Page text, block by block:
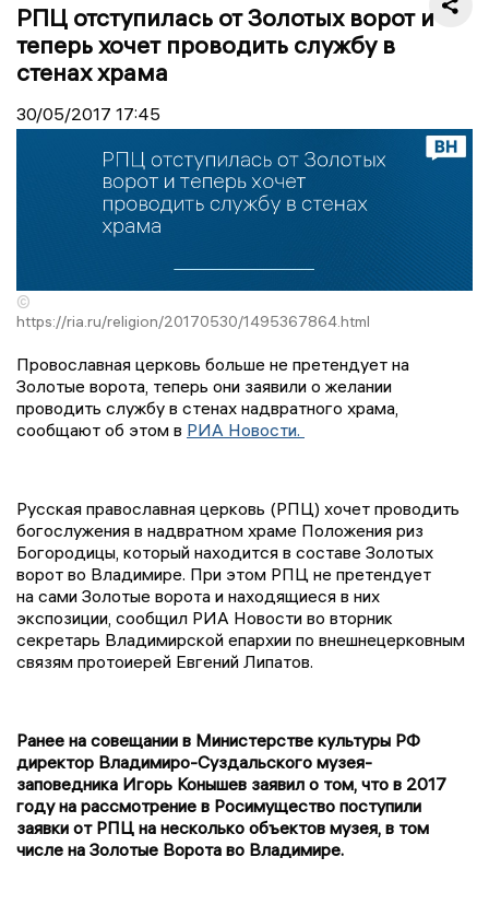
РПЦ отступилась от Золотых ворот и
теперь хочет проводить службу в
стенах храма
30/05/2017 17:45
©
https://ria.ru/religion/20170530/1495367864.html
Провославная церковь больше не претендует на
Золотые ворота, теперь они заявили о желании
проводить службу в стенах надвратного храма,
сообщают об этом в РИА Новости.
Русская православная церковь (РПЦ) хочет проводить
богослужения в надвратном храме Положения риз
Богородицы, который находится в составе Золотых
ворот во Владимире. При этом РПЦ не претендует
на сами Золотые ворота и находящиеся в них
экспозиции, сообщил РИА Новости во вторник
секретарь Владимирской епархии по внешнецерковным
связям протоиерей Евгений Липатов.
Ранее на совещании в Министерстве культуры РФ
директор Владимиро-Суздальского музея-
заповедника Игорь Конышев заявил о том, что в 2017
году на рассмотрение в Росимущество поступили
заявки от РПЦ на несколько объектов музея, в том
числе на Золотые Ворота во Владимире.